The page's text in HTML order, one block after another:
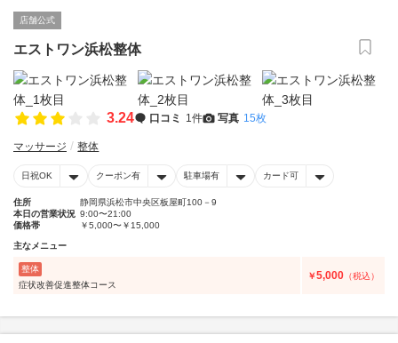
店舗公式
エストワン浜松整体
3.24 口コミ 1件 写真 15枚
マッサージ 整体
日祝OK クーポン有 駐車場有 カード可
住所
静岡県浜松市中央区板屋町100－9
本日の営業状況 9:00〜21:00
価格帯
￥5,000〜￥15,000
主なメニュー
整体
症状改善促進整体コース
￥5,000 （税込）